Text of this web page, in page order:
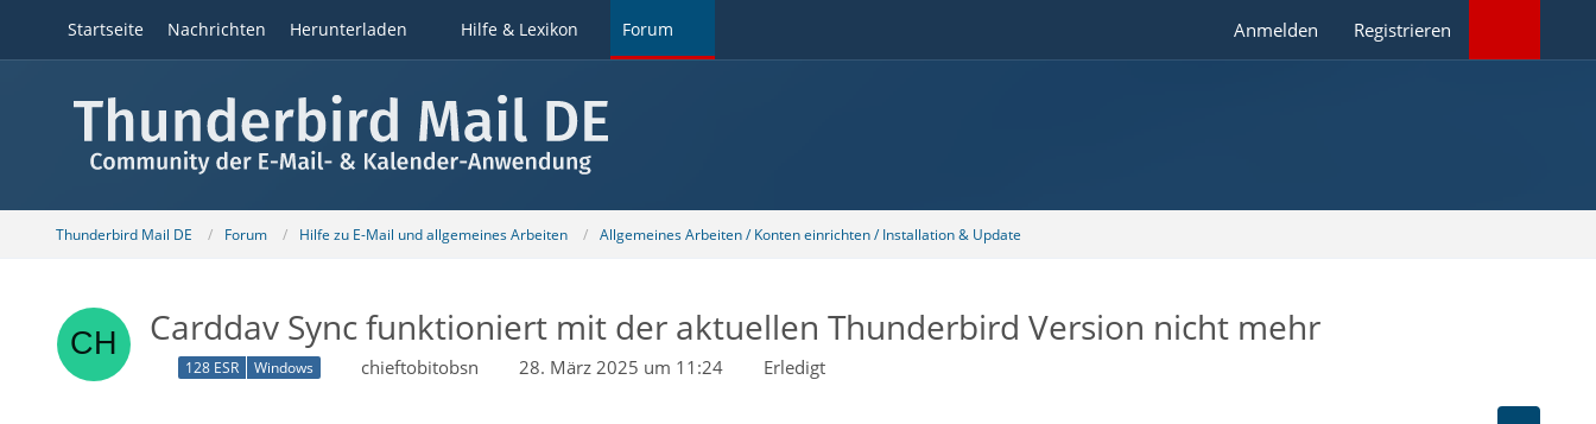
Startseite Nachrichten Herunterladen Hilfe & Lexikon Forum Anmelden Registrieren
Thunderbird Mail DE Forum Hilfe zu E-Mail und allgemeines Arbeiten Allgemeines Arbeiten / Konten einrichten / Installation & Update
Carddav Sync funktioniert mit der aktuellen Thunderbird Version nicht mehr
128 ESR Windows chieftobitobsn 28. März 2025 um 11:24 Erledigt